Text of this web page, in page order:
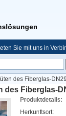
Sie mit uns in
des Fiberglas-
des Fiberglas-
Produktdetails:
Herkunftsort: